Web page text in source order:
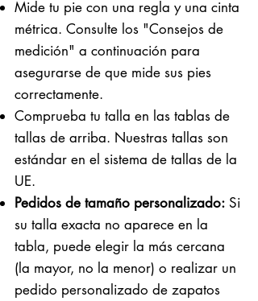
Mide tu pie con una regla y una cinta
métrica. Consulte los "Consejos de
medición" a continuación para
asegurarse de que mide sus pies
correctamente. ​​
Comprueba tu talla en las tablas de
tallas de arriba. Nuestras tallas son
estándar en el sistema de tallas de la
UE.
Pedidos de tamaño personalizado: Si
su talla exacta no aparece en la
tabla, puede elegir la más cercana
(la mayor, no la menor) o realizar un
pedido personalizado de zapatos